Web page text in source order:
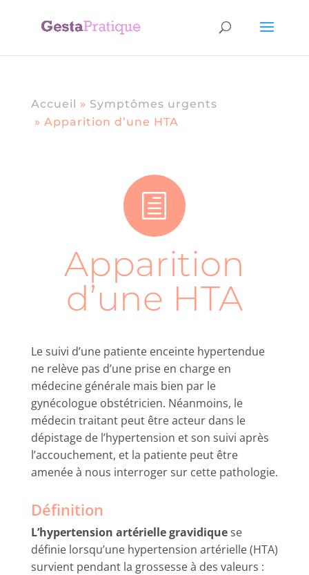
Accueil » Symptômes urgents
» Apparition d’une HTA
h
Apparition
d’une HTA
Le suivi d’une patiente enceinte hypertendue
ne relève pas d’une prise en charge en
médecine générale mais bien par le
gynécologue obstétricien. Néanmoins, le
médecin traitant peut être acteur dans le
dépistage de l’hypertension et son suivi après
l’accouchement, et la patiente peut être
amenée à nous interroger sur cette pathologie.
Définition
L’hypertension artérielle gravidiquese
définie lorsqu’une hypertension artérielle (HTA)
survient pendant la grossesse à des valeurs :